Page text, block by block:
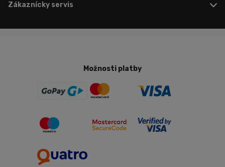
Zákaznícky servis
Možnosti platby